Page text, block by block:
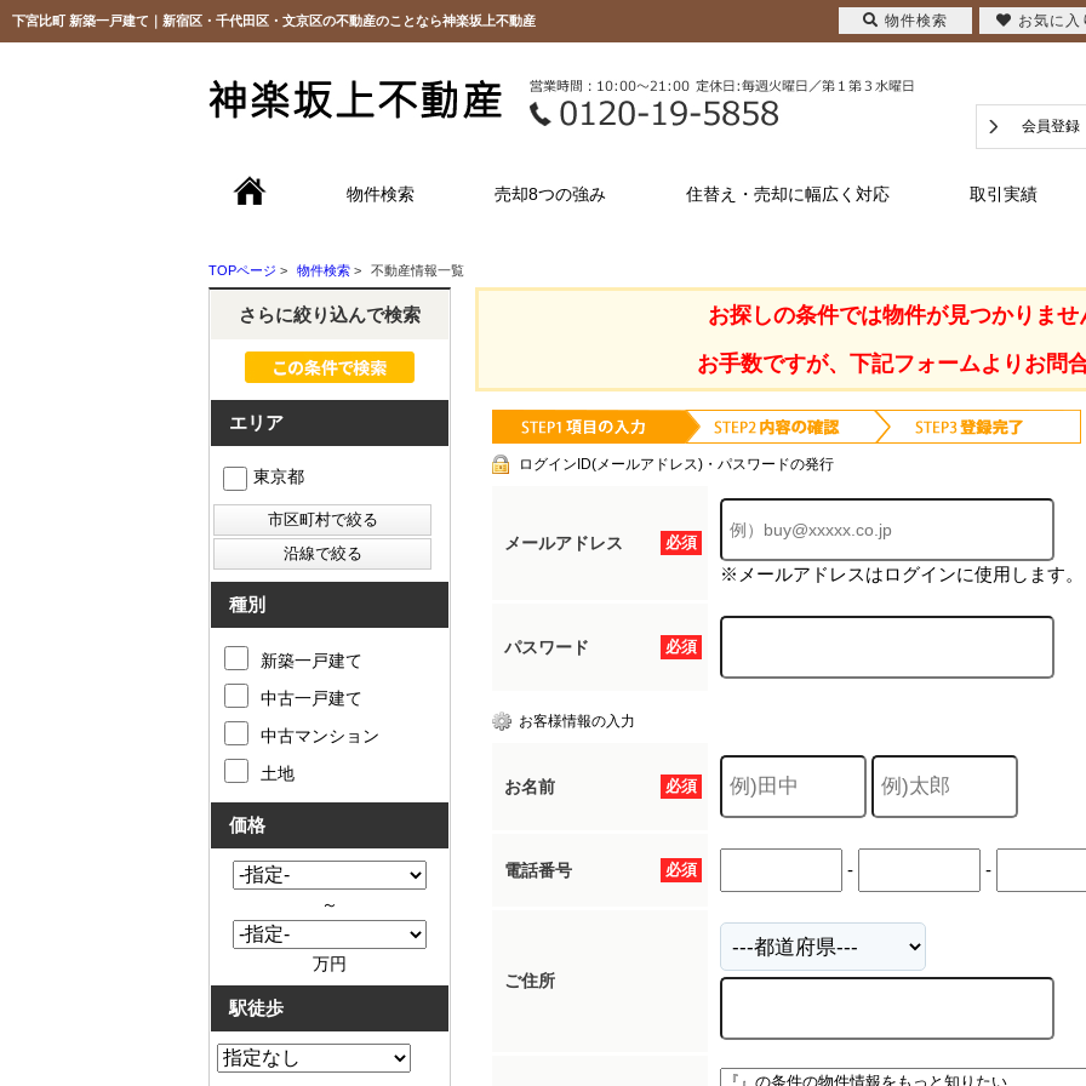
下宮比町 新築一戸建て｜新宿区・千代田区・文京区の不動産のことなら神楽坂上不動産
会員登録
物件検索 売却8つの強み 住替え・売却に幅広く対応 取引実績
TOPページ > 物件検索 > 不動産情報一覧
お探しの条件では物件が見つかりませ
お手数ですが、下記フォームよりお問
ログインID(メールアドレス)・パスワードの発行
必須
メールアドレス
※メールアドレスはログインに使用します。
必須
パスワード
お客様情報の入力
必須
お名前
必須
電話番号 - -
ご住所
さらに絞り込んで検索
エリア
東京都
種別
新築一戸建て
中古一戸建て
中古マンション
土地
価格
～
万円
駅徒歩
物件検索 お気に入